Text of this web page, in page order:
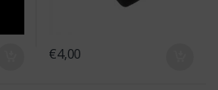
€4,00